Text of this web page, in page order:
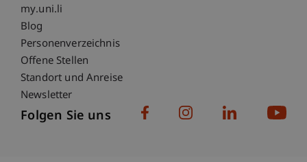
Fußzeile Subdomain-Verzeichnis
my.uni.li
Blog
Personenverzeichnis
Offene Stellen
Standort und Anreise
Newsletter
Folgen Sie uns